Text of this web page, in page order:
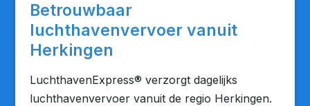
Betrouwbaar
luchthavenvervoer vanuit
Herkingen
LuchthavenExpress® verzorgt dagelijks
luchthavenvervoer vanuit de regio Herkingen.